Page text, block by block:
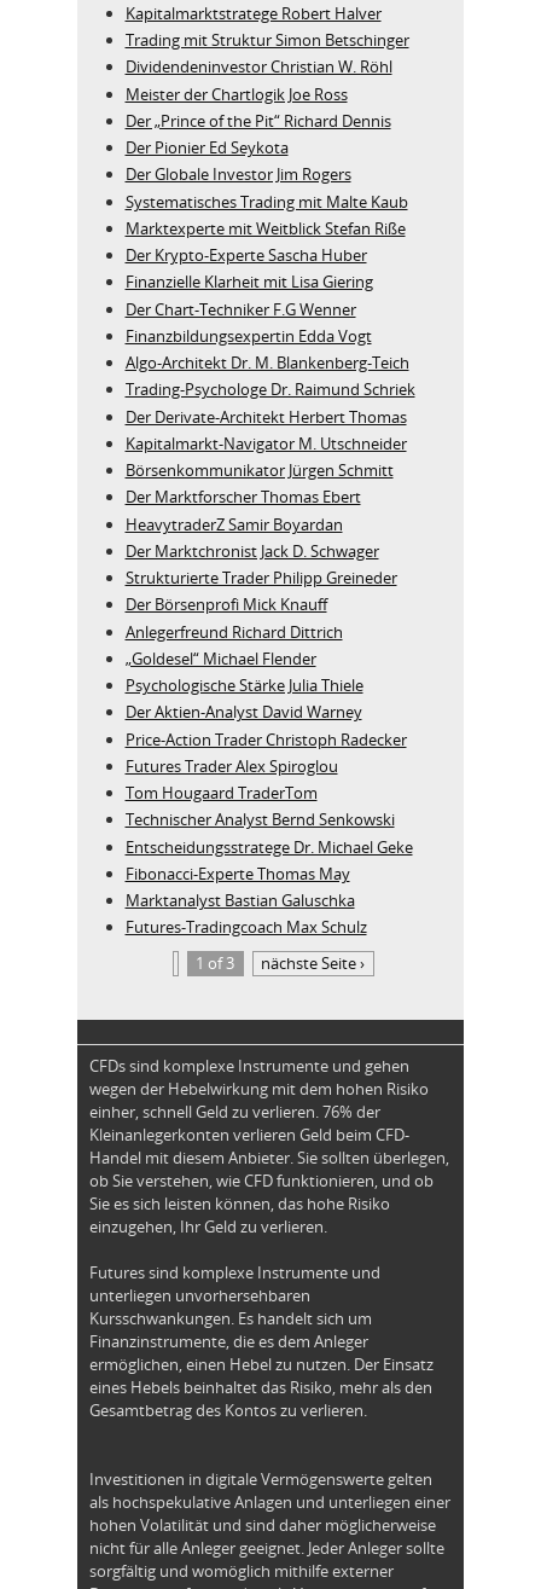
Kapitalmarktstratege Robert Halver
Trading mit Struktur Simon Betschinger
Dividendeninvestor Christian W. Röhl
Meister der Chartlogik Joe Ross
Der „Prince of the Pit“ Richard Dennis
Der Pionier Ed Seykota
Der Globale Investor Jim Rogers
Systematisches Trading mit Malte Kaub
Marktexperte mit Weitblick Stefan Riße
Der Krypto-Experte Sascha Huber
Finanzielle Klarheit mit Lisa Giering
Der Chart-Techniker F.G Wenner
Finanzbildungsexpertin Edda Vogt
Algo‑Architekt Dr. M. Blankenberg‑Teich
Trading-Psychologe Dr. Raimund Schriek
Der Derivate‑Architekt Herbert Thomas
Kapitalmarkt-Navigator M. Utschneider
Börsenkommunikator Jürgen Schmitt
Der Marktforscher Thomas Ebert
HeavytraderZ Samir Boyardan
Der Marktchronist Jack D. Schwager
Strukturierte Trader Philipp Greineder
Der Börsenprofi Mick Knauff
Anlegerfreund Richard Dittrich
„Goldesel“ Michael Flender
Psychologische Stärke Julia Thiele
Der Aktien-Analyst David Warney
Price-Action Trader Christoph Radecker
Futures Trader Alex Spiroglou
Tom Hougaard TraderTom
Technischer Analyst Bernd Senkowski
Entscheidungsstratege Dr. Michael Geke
Fibonacci-Experte Thomas May
Marktanalyst Bastian Galuschka
Futures-Tradingcoach Max Schulz
1 of 3
nächste Seite ›
CFDs sind komplexe Instrumente und gehen
wegen der Hebelwirkung mit dem hohen Risiko
einher, schnell Geld zu verlieren. 76% der
Kleinanlegerkonten verlieren Geld beim CFD-
Handel mit diesem Anbieter. Sie sollten überlegen,
ob Sie verstehen, wie CFD funktionieren, und ob
Sie es sich leisten können, das hohe Risiko
einzugehen, Ihr Geld zu verlieren.
Futures sind komplexe Instrumente und
unterliegen unvorhersehbaren
Kursschwankungen. Es handelt sich um
Finanzinstrumente, die es dem Anleger
ermöglichen, einen Hebel zu nutzen. Der Einsatz
eines Hebels beinhaltet das Risiko, mehr als den
Gesamtbetrag des Kontos zu verlieren.
Investitionen in digitale Vermögenswerte gelten
als hochspekulative Anlagen und unterliegen einer
hohen Volatilität und sind daher möglicherweise
nicht für alle Anleger geeignet. Jeder Anleger sollte
sorgfältig und womöglich mithilfe externer